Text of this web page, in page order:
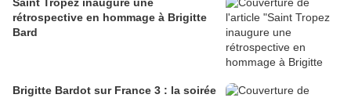
rétrospective en hommage à Brigitte
Bard
Brigitte Bardot sur France 3 : la soirée